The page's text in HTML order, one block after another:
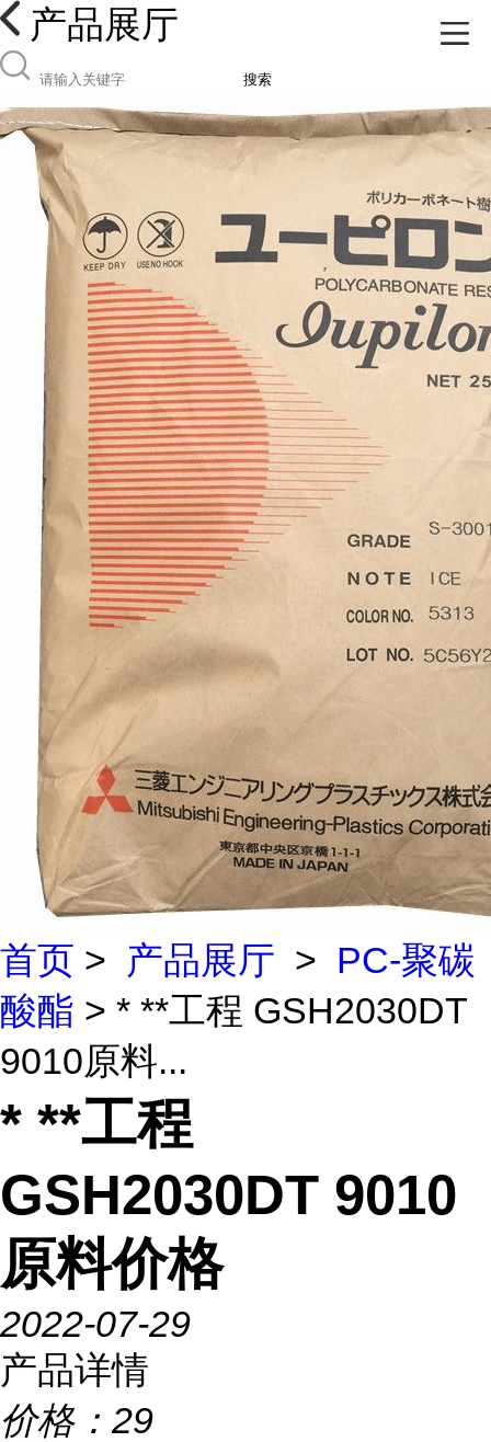
产品展厅
搜索
首页 > 产品展厅 > PC-聚碳
酸酯 > * **工程 GSH2030DT
9010原料...
* **工程
GSH2030DT 9010
原料价格
2022-07-29
产品详情
价格： 29